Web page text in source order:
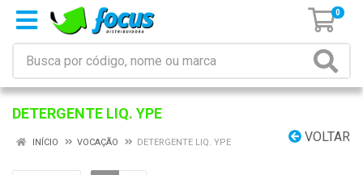
0
DETERGENTE LIQ. YPE
VOLTAR
INÍCIO VOCAÇÃO DETERGENTE LIQ. YPE